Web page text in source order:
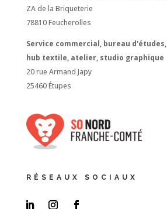
ZA de la Briqueterie
78810 Feucherolles
Service commercial, bureau d'études,
hub textile, atelier, studio graphique
20 rue Armand Japy
25460 Étupes
RÉSEAUX SOCIAUX